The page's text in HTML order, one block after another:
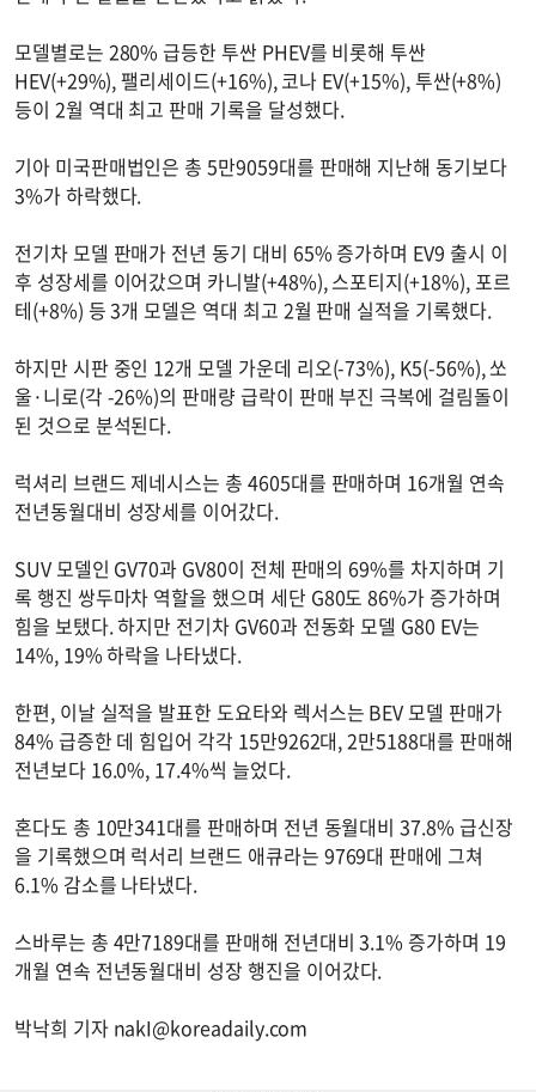
모델별로는 280% 급등한 투싼 PHEV를 비롯해 투싼
HEV(+29%), 팰리세이드(+16%), 코나 EV(+15%), 투싼(+8%)
등이 2월 역대 최고 판매 기록을 달성했다.
기아 미국판매법인은 총 5만9059대를 판매해 지난해 동기보다
3%가 하락했다.
전기차 모델 판매가 전년 동기 대비 65% 증가하며 EV9 출시 이
후 성장세를 이어갔으며 카니발(+48%), 스포티지(+18%), 포르
테(+8%) 등 3개 모델은 역대 최고 2월 판매 실적을 기록했다.
하지만 시판 중인 12개 모델 가운데 리오(-73%), K5(-56%), 쏘
울·니로(각 -26%)의 판매량 급락이 판매 부진 극복에 걸림돌이
된 것으로 분석된다.
럭셔리 브랜드 제네시스는 총 4605대를 판매하며 16개월 연속
전년동월대비 성장세를 이어갔다.
SUV 모델인 GV70과 GV80이 전체 판매의 69%를 차지하며 기
록 행진 쌍두마차 역할을 했으며 세단 G80도 86%가 증가하며
힘을 보탰다. 하지만 전기차 GV60과 전동화 모델 G80 EV는
14%, 19% 하락을 나타냈다.
한편, 이날 실적을 발표한 도요타와 렉서스는 BEV 모델 판매가
84% 급증한 데 힘입어 각각 15만9262대, 2만5188대를 판매해
전년보다 16.0%, 17.4%씩 늘었다.
혼다도 총 10만341대를 판매하며 전년 동월대비 37.8% 급신장
을 기록했으며 럭서리 브랜드 애큐라는 9769대 판매에 그쳐
6.1% 감소를 나타냈다.
스바루는 총 4만7189대를 판매해 전년대비 3.1% 증가하며 19
개월 연속 전년동월대비 성장 행진을 이어갔다.
박낙희 기자 nakI@koreadaily.com